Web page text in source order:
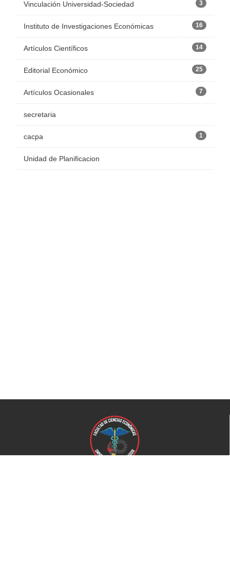
Vinculación Universidad-Sociedad 3
Instituto de Investigaciones Económicas 16
Artículos Científicos 14
Editorial Económico 25
Artículos Ocasionales 7
secretaria
cacpa 1
Unidad de Planificacion